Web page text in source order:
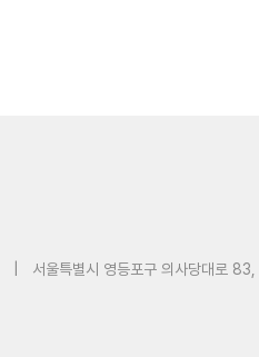
서울특별시 영등포구 의사당대로